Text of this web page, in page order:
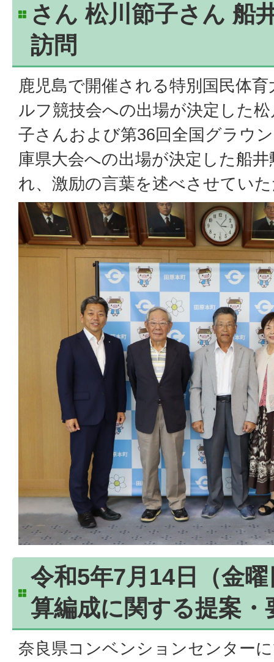
さん 松川節子さん 船
訪問
鹿児島で開催される特別国民体
ルフ競技会への出場が決定した
子さんおよび第36回全国グラウ
庫県大会への出場が決定した船
れ、激励の言葉を述べさせてい
令和5年7月14日（金
算編成に関する提案・
奈良県コンベンションセンター